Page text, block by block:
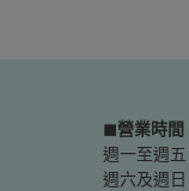
◼營業時間
週一至週
週六及週